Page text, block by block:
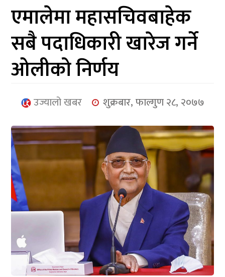
आर्थिक
मनोरञ्जन
खेलकुद
प्रबास
युनिकोड
एमालेमा महासचिवबाहेक
सबै पदाधिकारी खारेज गर्ने
ओलीको निर्णय
उज्यालो खबर शुक्रबार, फाल्गुण २८, २०७७